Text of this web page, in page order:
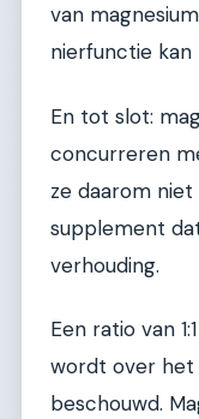
van
nierfunctie
En tot slot:
concurreren
ze daarom
supplement
verhouding.
Een ratio van
wordt over het
beschouwd.